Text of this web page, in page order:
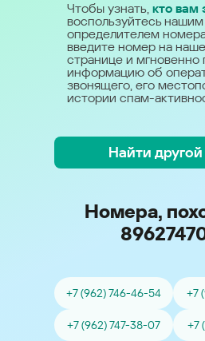
Чтобы узнать, кто вам
воспользуйтесь
определителем
введите номер на
странице и мгновенно
информацию об
звонящего, его
истории спам-
Найти
Номера,
+7 (962) 746-46-54 +7
+7 (962) 747-38-07 +7